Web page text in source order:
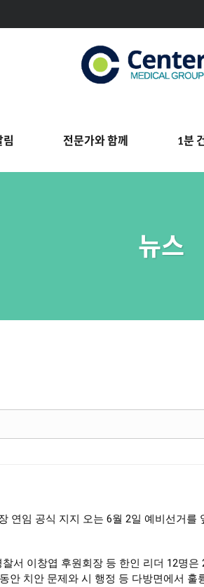
림 전문가와 함께 1분
뉴스
연임 공식 지지 오는 6월 2일 예비선거
서 이창엽 후원회장 등 한인 리더 12명
안 치안 문제와 시 행정 등 다방면에서